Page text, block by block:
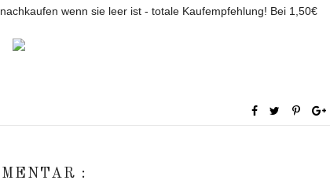
wenn sie leer ist - totale Kaufempfehlung! Bei 1,50€
: